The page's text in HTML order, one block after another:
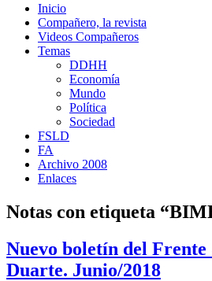
Inicio
Compañero, la revista
Videos Compañeros
Temas
DDHH
Economía
Mundo
Política
Sociedad
FSLD
FA
Archivo 2008
Enlaces
Notas con etiqueta
Nuevo boletín del
Duarte. Junio/2018